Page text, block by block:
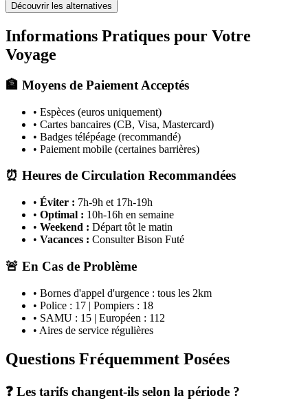
Découvrir les alternatives
Informations Pratiques pour Votre
Voyage
🏦 Moyens de Paiement Acceptés
• Espèces (euros uniquement)
• Cartes bancaires (CB, Visa, Mastercard)
• Badges télépéage (recommandé)
• Paiement mobile (certaines barrières)
⏰ Heures de Circulation Recommandées
• Éviter : 7h-9h et 17h-19h
• Optimal : 10h-16h en semaine
• Weekend : Départ tôt le matin
• Vacances : Consulter Bison Futé
🚨 En Cas de Problème
• Bornes d'appel d'urgence : tous les 2km
• Police : 17 | Pompiers : 18
• SAMU : 15 | Européen : 112
• Aires de service régulières
Questions Fréquemment Posées
❓ Les tarifs changent-ils selon la période ?